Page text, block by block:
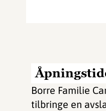
Borre Familie
tilbringe en